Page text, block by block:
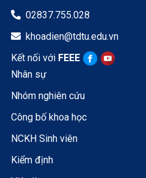
 02837.755.028
 khoadien@tdtu.edu.vn
Kết nối với FEEE
Nhân sự
Nhóm nghiên cứu
Công bố khoa học
NCKH Sinh viên
Kiểm định